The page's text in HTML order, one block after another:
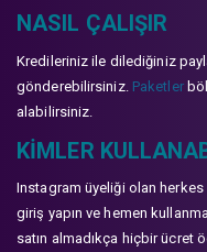
NASIL ÇALIŞIR
Kredileriniz ile dilediğiniz
gönderebilirsiniz. Paketler
alabilirsiniz.
KIMLER
Instagram üyeliği olan
giriş yapın ve hemen
satın almadıkça hiçbir ücret